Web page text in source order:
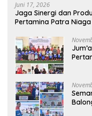
Juni 17, 2026
Jaga Sinergi dan
Pertamina Patra